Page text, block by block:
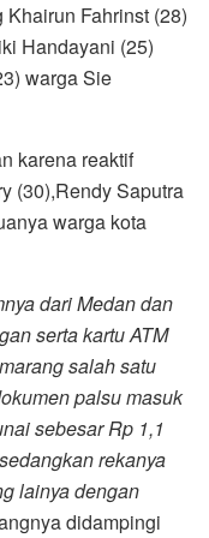
Fahrinst (28)
Handayani (25)
warga Sie
karena reaktif
(30),Rendy Saputra
warga kota
dari Medan dan
serta kartu ATM
salah satu
palsu masuk
sebesar Rp 1,1
rekanya
lainya dengan
didampingi